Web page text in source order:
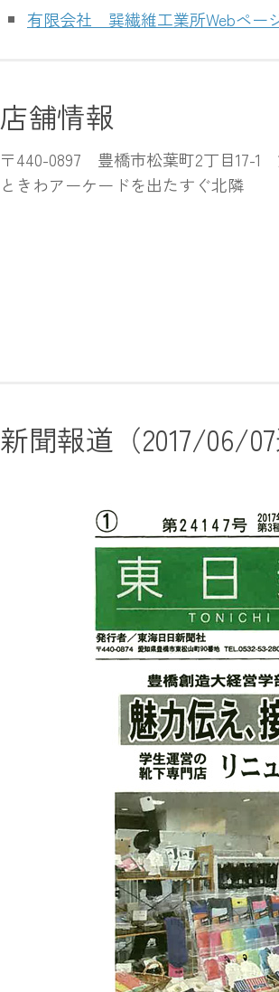
有限会社 巽繊維工業所Webペー
店舗情報
〒440-0897 豊橋市松葉町2丁目17-1
ときわアーケードを出たすぐ北隣
新聞報道（2017/06/07